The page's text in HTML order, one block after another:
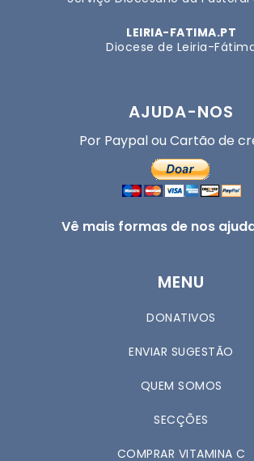
LEIRIA-FATIMA.PT
Diocese de Leiria-
AJUDA-NOS
Por Paypal ou Cartão de
Vê mais formas de nos
MENU
DONATIVOS
ENVIAR SUGESTÃO
QUEM SOMOS
SECÇÕES
COMPRAR VITAMINA C